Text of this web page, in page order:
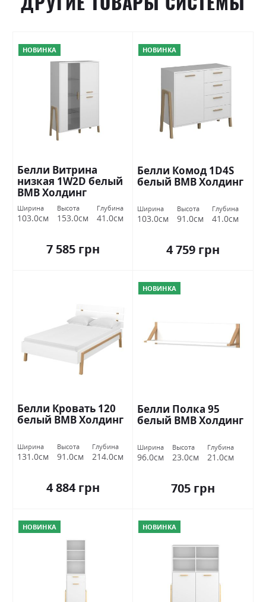
НОВИНКА
Белли Витрина
низкая 1W2D белый
ВМВ Холдинг
Ширина
103.0см
Высота
153.0см
Глубина
41.0см
7 585 грн
НОВИНКА
Белли Комод 1D4S
белый ВМВ Холдинг
Ширина
103.0см
Высота
91.0см
Глубина
41.0см
4 759 грн
Белли Кровать 120
белый ВМВ Холдинг
Ширина
131.0см
Высота
91.0см
Глубина
214.0см
4 884 грн
НОВИНКА
Белли Полка 95
белый ВМВ Холдинг
Ширина
96.0см
Высота
23.0см
Глубина
21.0см
705 грн
НОВИНКА НОВИНКА